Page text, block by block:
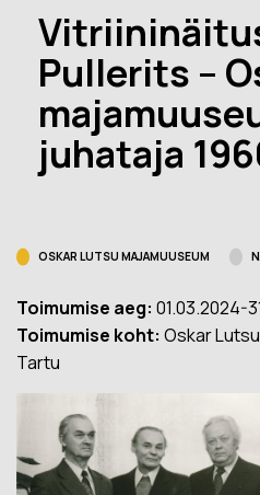
Pullerits –
juhataja
OSKAR LUTSU MAJAMUUSEUM
Toimumise aeg: 01.03.2024-
Toimumise koht: Oskar
Tartu